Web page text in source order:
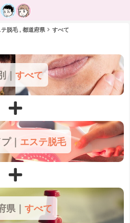
テ脱毛 , 都道府県 すべて
｜ すべて
｜ エステ脱毛
県｜ すべて